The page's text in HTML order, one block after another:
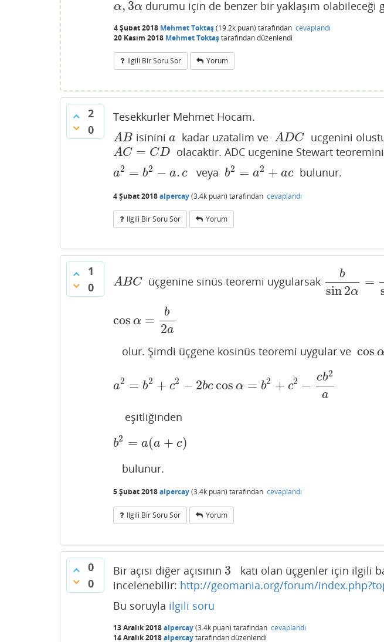
α, 3α
α,3 α durumu için de benzer bir yaklaşım
4 Şubat 2018 Mehmet Toktaş(19.2k puan) tarafından cevaplandı
20 Kasım 2018 Mehmet Toktaştarafındandüzenlendi
Ilgili Bir Soru Sor Yorum
2
0
Tesekkurler Mehmet Hocam.
AB
AB isinini a
a kadar uzatalim ve ADC
ADC ucgenini
AC = CD
AC=CD olacaktir. ADC ucgenine Stewart
a2 = b2 − a. c
a2 =b2 −a c veya b2 = a2 + ac
b2 =a 2+a c bulunur.
4 Şubat 2018alpercay(3.4k puan) tarafından cevaplandı
Ilgili Bir Soru Sor Yorum
1
0
ABC
ABC üçgenine sinüs teoremi uygularsak
b
sin2α
=
bsin2α= asin
cos α =
b
2a
cosα =b 2a
olur. Şimdi üçgene kosinüs teoremi uygular ve cos
cos α
a2 = b2 + c2 − 2bccos α = b2 + c2 −
cb2
a
a2 =b 2+ c2−2bccosα= b2 +c2 −c b2 a
eşitliğinden
b2 = a(a + c)
b2 =a(a+c)
bulunur.
5 Şubat 2018alpercay(3.4k puan) tarafından cevaplandı
Ilgili Bir Soru Sor Yorum
0
0
Bir açısı diğer açısının 3
3 katı olan üçgenler için ilgili
incelenebilir: http://geomania.org/forum/
Bu soruyla ilgili soru
13 Aralık 2018alpercay(3.4k puan) tarafından cevaplandı
14 Aralık 2018alpercaytarafındandüzenlendi